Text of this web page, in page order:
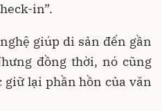
in”.
giúp di sản đến gần
đồng thời, nó cũng
giữ lại phần hồn của văn